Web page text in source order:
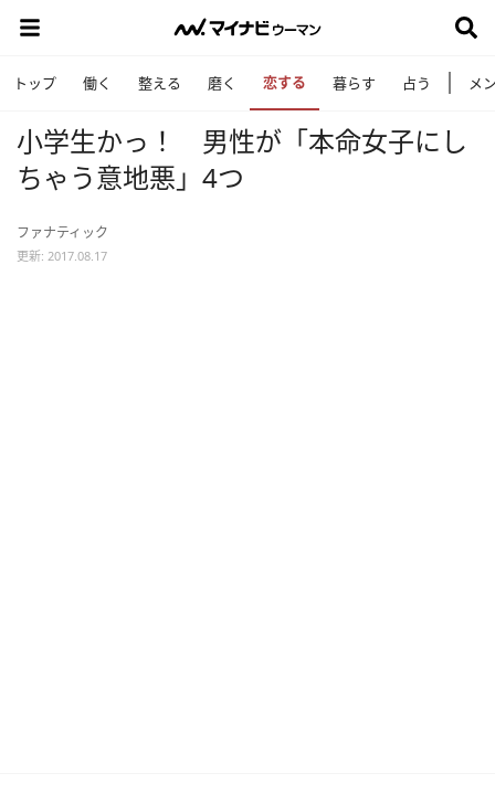
トップ 働く 整える 磨く 恋する 暮らす 占う メ
小学生かっ！ 男性が「本命女子にし
ちゃう意地悪」4つ
ファナティック
更新: 2017.08.17